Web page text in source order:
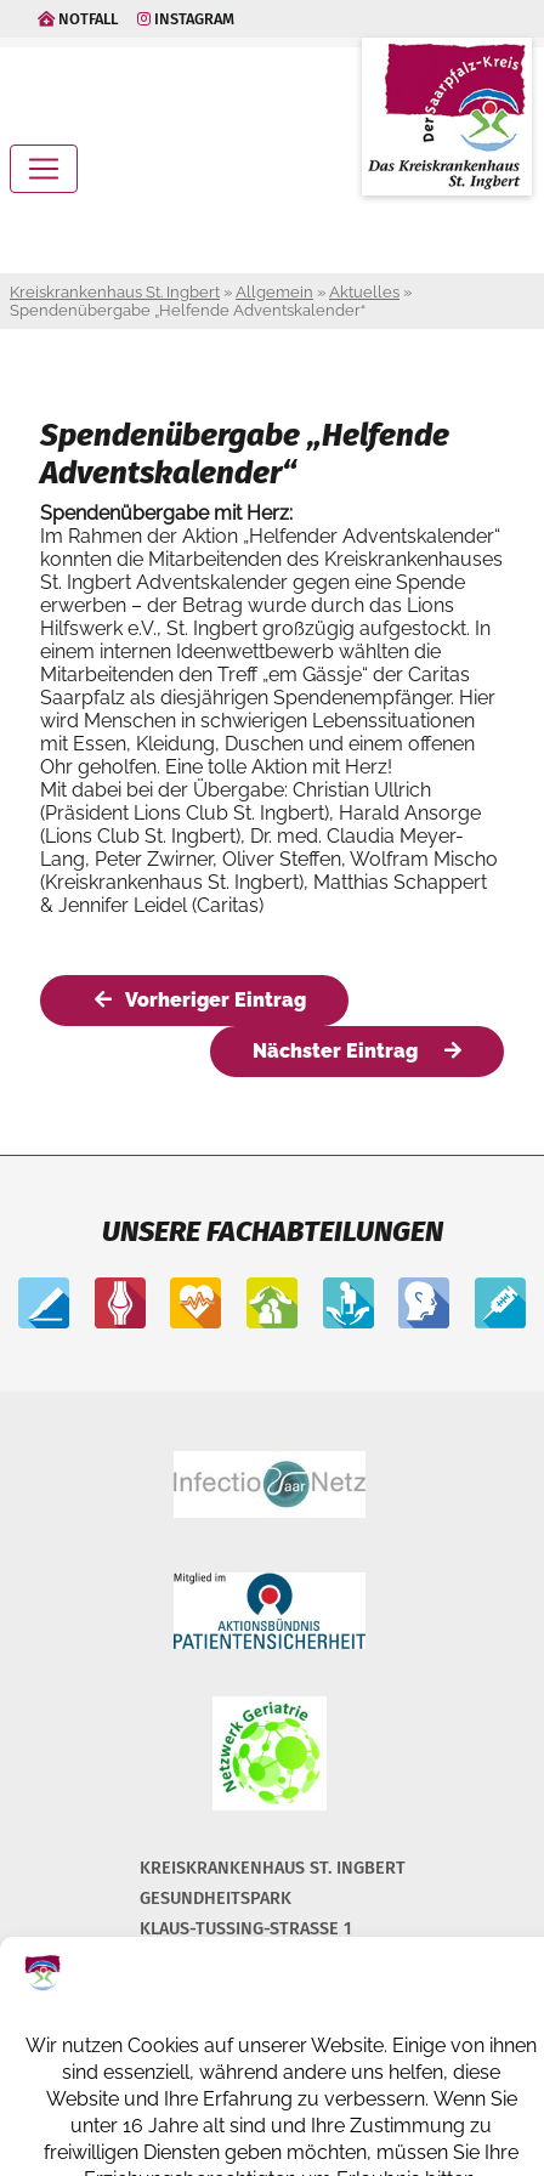
NOTFALL INSTAGRAM
Kreiskrankenhaus St. Ingbert » Allgemein » Aktuelles »
Spendenübergabe „Helfende Adventskalender“
Spendenübergabe „Helfende
Adventskalender“
Spendenübergabe mit Herz:
Im Rahmen der Aktion „Helfender Adventskalender“
konnten die Mitarbeitenden des Kreiskrankenhauses
St. Ingbert Adventskalender gegen eine Spende
erwerben – der Betrag wurde durch das Lions
Hilfswerk e.V., St. Ingbert großzügig aufgestockt. In
einem internen Ideenwettbewerb wählten die
Mitarbeitenden den Treff „em Gässje“ der Caritas
Saarpfalz als diesjährigen Spendenempfänger. Hier
wird Menschen in schwierigen Lebenssituationen
mit Essen, Kleidung, Duschen und einem offenen
Ohr geholfen. Eine tolle Aktion mit Herz!
Mit dabei bei der Übergabe: Christian Ullrich
(Präsident Lions Club St. Ingbert), Harald Ansorge
(Lions Club St. Ingbert), Dr. med. Claudia Meyer-
Lang, Peter Zwirner, Oliver Steffen, Wolfram Mischo
(Kreiskrankenhaus St. Ingbert), Matthias Schappert
& Jennifer Leidel (Caritas)
Vorheriger Eintrag
Nächster Eintrag
UNSERE FACHABTEILUNGEN
KREISKRANKENHAUS ST. INGBERT
GESUNDHEITSPARK
KLAUS-TUSSING-STRASSE 1
info@kkh-geriatrie-igb.de
FACEBOOK